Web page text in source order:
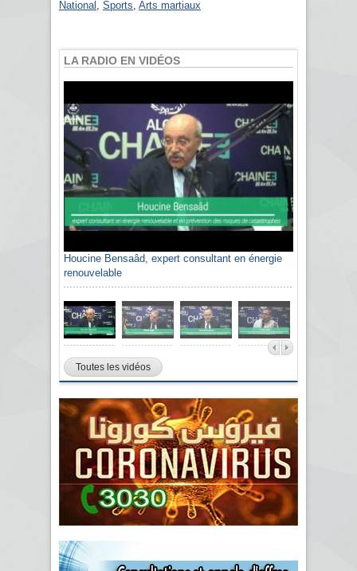
National Sports Arts martiaux
LA RADIO EN VIDÉOS
Houcine Bensaâd, expert consultant en énergie
renouvelable
Toutes les vidéos